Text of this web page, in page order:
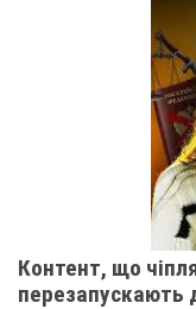
Контент, що
перезапускають